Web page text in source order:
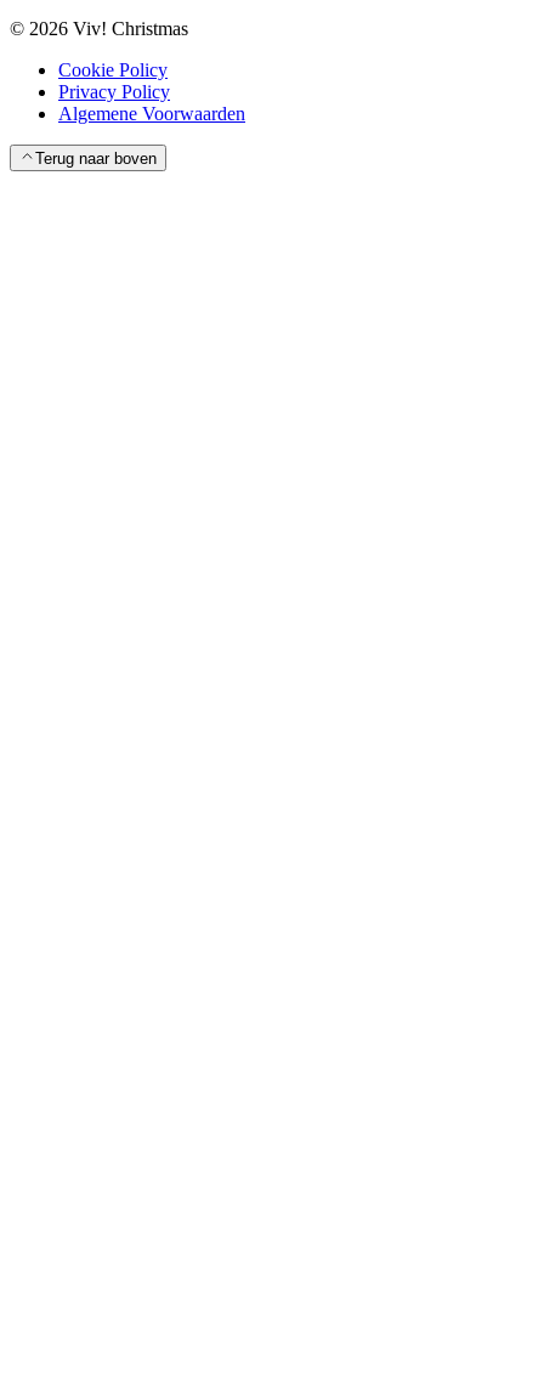
© 2026 Viv! Christmas
Cookie Policy
Privacy Policy
Algemene Voorwaarden
Terug naar boven